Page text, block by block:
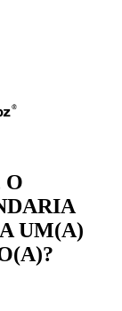
O
A UM(A)
?